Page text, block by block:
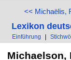
<< Michaëlis,
Lexikon
Einführung |
Michaelson,